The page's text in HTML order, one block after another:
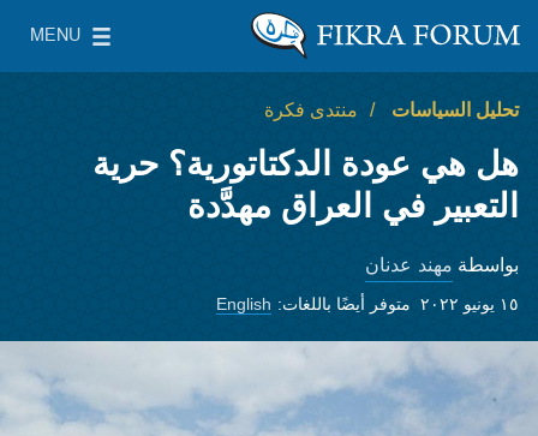
معهد واشنطن لسياسات الشرق الأدنى
MENU
Main Menu
تحليل السياسات منتدى فكرة
هل هي عودة الدكتاتورية؟ حرية
التعبير في العراق مهدَّدة
بواسطةمهند عدنان
١٥ يونيو ٢٠٢٢ متوفر أيضًا باللغات: English